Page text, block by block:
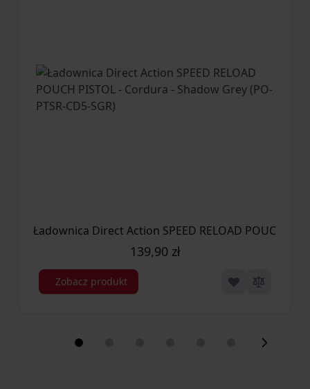
Ładownica Direct Action SPEED RELOAD POUCH
139,90 zł
Zobacz produkt